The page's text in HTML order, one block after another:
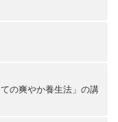
の爽やか養生法」の講